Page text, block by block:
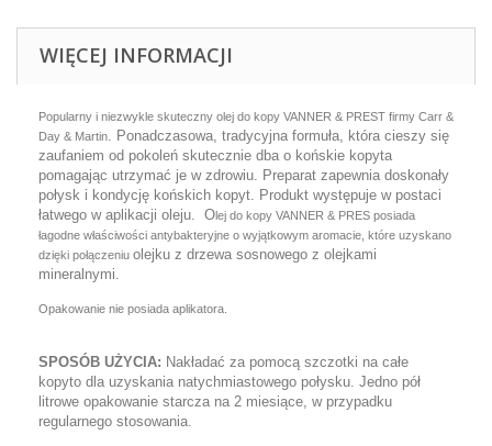
WIĘCEJ INFORMACJI
Popularny i niezwykle skuteczny olej do kopy VANNER & PREST firmy Carr &
Day & Martin. Ponadczasowa, tradycyjna formuła, która cieszy się
zaufaniem od pokoleń skutecznie dba o końskie kopyta
pomagając utrzymać je w zdrowiu. Preparat zapewnia doskonały
połysk i kondycję końskich kopyt. Produkt występuje w postaci
łatwego w aplikacji oleju. Olej do kopy VANNER & PRES posiada
łagodne właściwości antybakteryjne o wyjątkowym aromacie, które uzyskano
dzięki połączeniu olejku z drzewa sosnowego z olejkami
mineralnymi.
Opakowanie nie posiada aplikatora.
SPOSÓB UŻYCIA: Nakładać za pomocą szczotki na całe
kopyto dla uzyskania natychmiastowego połysku. Jedno pół
litrowe opakowanie starcza na 2 miesiące, w przypadku
regularnego stosowania.